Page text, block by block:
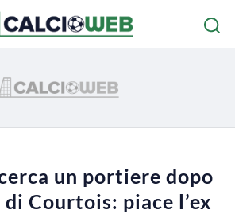
un portiere dopo
Courtois: piace l’ex